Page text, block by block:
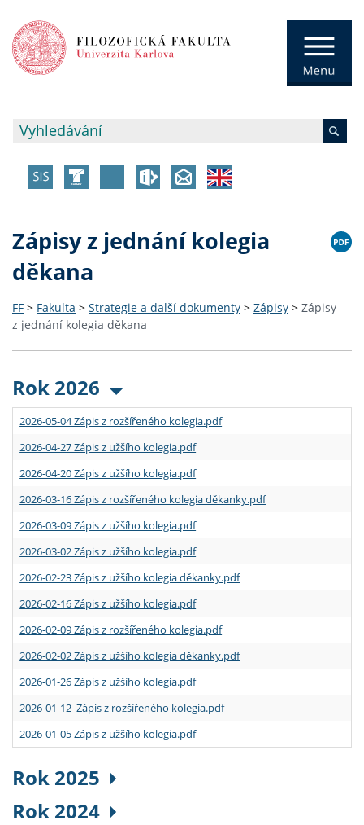
Zápisy z jednání kolegia
děkana
FF > Fakulta > Strategie a další dokumenty > Zápisy > Zápisy
z jednání kolegia děkana
Rok 2026
2026-05-04 Zápis z rozšířeného kolegia.pdf
2026-04-27 Zápis z užšího kolegia.pdf
2026-04-20 Zápis z užšího kolegia.pdf
2026-03-16 Zápis z rozšířeného kolegia děkanky.pdf
2026-03-09 Zápis z užšího kolegia.pdf
2026-03-02 Zápis z užšího kolegia.pdf
2026-02-23 Zápis z užšího kolegia děkanky.pdf
2026-02-16 Zápis z užšího kolegia.pdf
2026-02-09 Zápis z rozšířeného kolegia.pdf
2026-02-02 Zápis z užšího kolegia děkanky.pdf
2026-01-26 Zápis z užšího kolegia.pdf
2026-01-12 Zápis z rozšířeného kolegia.pdf
2026-01-05 Zápis z užšího kolegia.pdf
Rok 2025
Rok 2024